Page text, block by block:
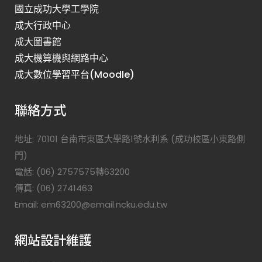
國立成功大學工學院
成大行政中心
成大圖書館
成大機算機與網路中心
成大數位學習平台(Moodle)
聯絡方式
地址: 70101 台南市東區大學路1號水利系 (成功校區小東路側
門)
電話: (06) 2757575轉63200
傳真: (06) 2741463
Email: em63200@email.ncku.edu.tw
網站設計維護